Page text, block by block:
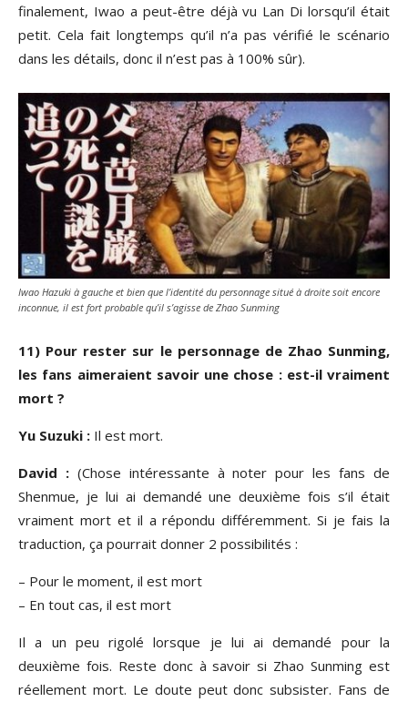
finalement, Iwao a peut-être déjà vu Lan Di lorsqu’il était
petit. Cela fait longtemps qu’il n’a pas vérifié le scénario
dans les détails, donc il n’est pas à 100% sûr).
Iwao Hazuki à gauche et bien que l’identité du personnage situé à droite soit encore
inconnue, il est fort probable qu’il s’agisse de Zhao Sunming
11) Pour rester sur le personnage de Zhao Sunming,
les fans aimeraient savoir une chose : est-il vraiment
mort ?
Yu Suzuki : Il est mort.
David :(Chose intéressante à noter pour les fans de
Shenmue, je lui ai demandé une deuxième fois s’il était
vraiment mort et il a répondu différemment. Si je fais la
traduction, ça pourrait donner 2 possibilités :
– Pour le moment, il est mort
– En tout cas, il est mort
Il a un peu rigolé lorsque je lui ai demandé pour la
deuxième fois. Reste donc à savoir si Zhao Sunming est
réellement mort. Le doute peut donc subsister. Fans de